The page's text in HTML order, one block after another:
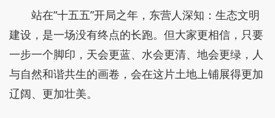
站在“十五五”开局之年，东营人深知：生态文明
建设，是一场没有终点的长跑。但大家更相信，只要
一步一个脚印，天会更蓝、水会更清、地会更绿，人
与自然和谐共生的画卷，会在这片土地上铺展得更加
辽阔、更加壮美。